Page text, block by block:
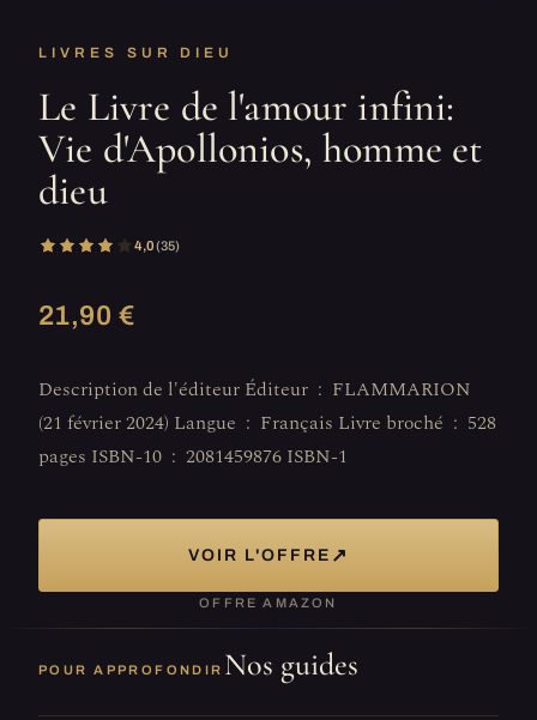
LIVRES SUR DIEU
Le Livre de l'amour infini:
Vie d'Apollonios, homme et
dieu
4,0(35)
21,90 €
Description de l'éditeur Éditeur ‏ : ‎ FLAMMARION
(21 février 2024) Langue ‏ : ‎ Français Livre broché ‏ : ‎ 528
pages ISBN-10 ‏ : ‎ 2081459876 ISBN-1
VOIR L'OFFRE ↗
OFFRE AMAZON
POUR APPROFONDIR Nos guides